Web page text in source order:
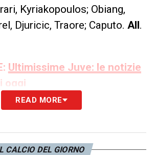
Kyriakopoulos; Obiang,
Djuricic, Traore; Caputo. All.
Ultimissime Juve: le notizie
oggi
READ MORE
CALCIO DEL GIORNO